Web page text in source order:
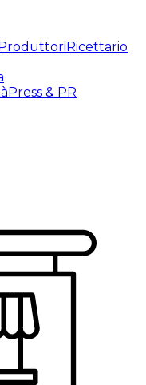
Ricettario
Press & PR